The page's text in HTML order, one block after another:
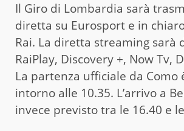
Il Giro di Lombardia sarà
diretta su Eurosport e in
Rai. La diretta streaming sarà
RaiPlay, Discovery +, Now Tv,
La partenza ufficiale da Como
intorno alle 10.35. L’arrivo a
invece previsto tra le 16.40 e